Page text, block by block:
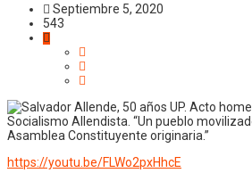
Septiembre 5, 2020
543
https://youtu.be/FLWo2pxHhcE